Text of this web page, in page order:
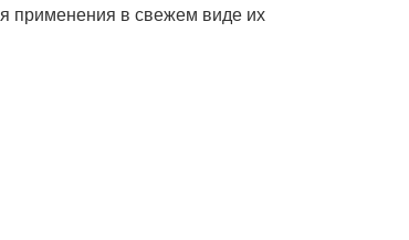
применения в свежем виде их